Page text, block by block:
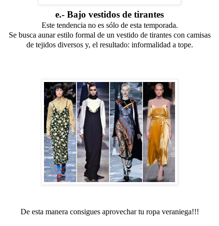
e.- Bajo vestidos de tirantes
Este tendencia no es sólo de esta temporada.
Se busca aunar estilo formal de un vestido de tirantes con camisas
de tejidos diversos y, el resultado: informalidad a tope.
De esta manera consigues aprovechar tu ropa veraniega!!!